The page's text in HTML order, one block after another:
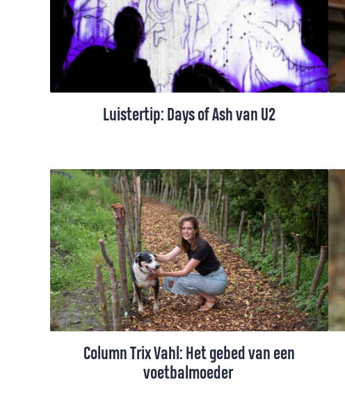
dichtbij.
Luistertip: Days of Ash van U2
luidden de Veertigdagentijd in door een
muzikaal askruisje op ons voorhoofd aan
te brengen. De songs zijn een hart onder
de riem voor de slachtoffers van politieke
machthebbers, vindt Corjan Matsinger.
Column Trix Vahl: Het gebed van een
voetbalmoeder